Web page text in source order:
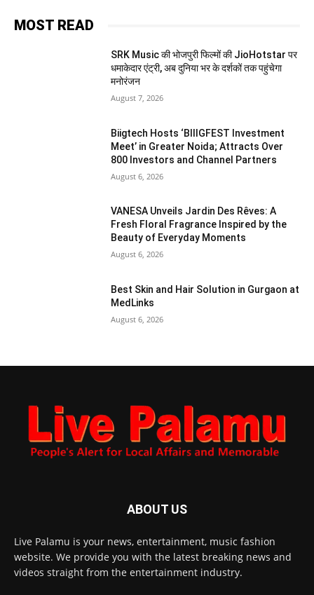
MOST READ
SRK Music की भोजपुरी फिल्मों की JioHotstar पर
धमाकेदार एंट्री, अब दुनिया भर के दर्शकों तक पहुंचेगा
मनोरंजन
August 7, 2026
Biigtech Hosts ‘BIIIGFEST Investment
Meet’ in Greater Noida; Attracts Over
800 Investors and Channel Partners
August 6, 2026
VANESA Unveils Jardin Des Rêves: A
Fresh Floral Fragrance Inspired by the
Beauty of Everyday Moments
August 6, 2026
Best Skin and Hair Solution in Gurgaon at
MedLinks
August 6, 2026
ABOUT US
Live Palamu is your news, entertainment, music fashion
website. We provide you with the latest breaking news and
videos straight from the entertainment industry.